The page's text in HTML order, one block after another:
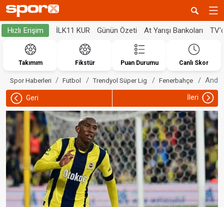
Hızlı Erişim İLK11 KUR Günün Özeti At Yarışı Bankoları
Takımım Fikstür Puan Durumu Canlı Skor
Spor Haberleri Futbol Trendyol Süper Lig Fenerbahçe
Geri İleri